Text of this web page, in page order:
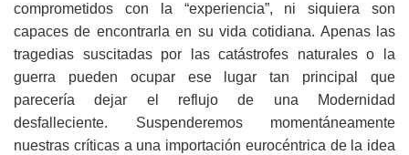
comprometidos con la “experiencia”, ni siquiera son
capaces de encontrarla en su vida cotidiana. Apenas las
tragedias suscitadas por las catástrofes naturales o la
guerra pueden ocupar ese lugar tan principal que
parecería dejar el reflujo de una Modernidad
desfalleciente. Suspenderemos momentáneamente
nuestras críticas a una importación eurocéntrica de la idea